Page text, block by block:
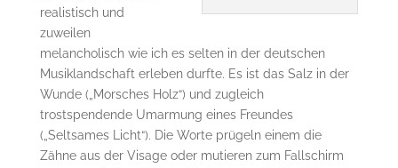
realistisch und
zuweilen
melancholisch wie ich es selten in der deutschen
Musiklandschaft erleben durfte. Es ist das Salz in der
Wunde („Morsches Holz“) und zugleich
trostspendende Umarmung eines Freundes
(„Seltsames Licht“). Die Worte prügeln einem die
Zähne aus der Visage oder mutieren zum Fallschirm